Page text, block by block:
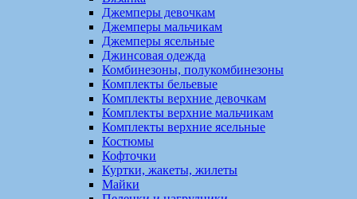
Джемперы девочкам
Джемперы мальчикам
Джемперы ясельные
Джинсовая одежда
Комбинезоны, полукомбинезоны
Комплекты бельевые
Комплекты верхние девочкам
Комплекты верхние мальчикам
Комплекты верхние ясельные
Костюмы
Кофточки
Куртки, жакеты, жилеты
Майки